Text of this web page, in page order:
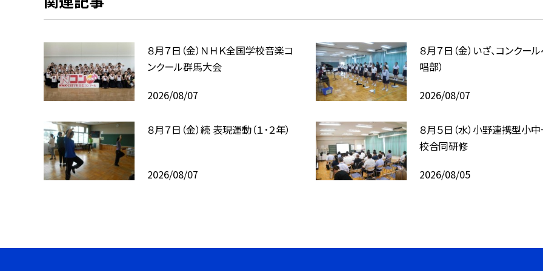
８月７日（金）ＮＨＫ全国学校音楽コ
ンクール群馬大会
2026/08/07
８月７日（金）いざ、コンクー
唱部）
2026/08/07
８月７日（金）続 表現運動（１･２年）
2026/08/07
８月５日（水）小野連携型小
校合同研修
2026/08/05